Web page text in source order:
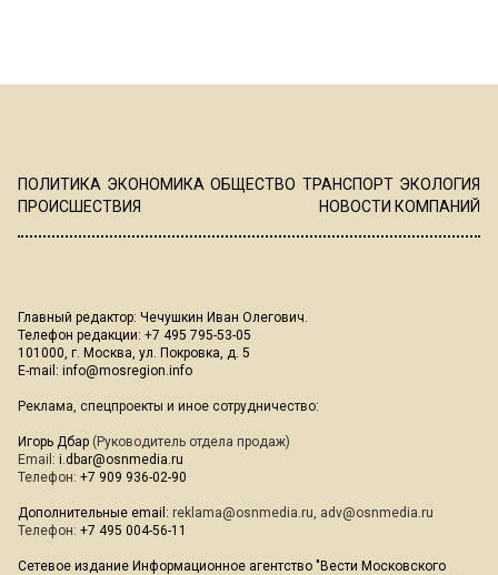
ПОЛИТИКА ЭКОНОМИКА ОБЩЕСТВО ТРАНСПОРТ ЭКОЛОГИЯ
ПРОИСШЕСТВИЯ
НОВОСТИ КОМПАНИЙ
Главный редактор: Чечушкин Иван Олегович.
Телефон редакции: +7 495 795-53-05
101000, г. Москва, ул. Покровка, д. 5
E-mail: info@mosregion.info
Реклама, спецпроекты и иное сотрудничество:
Игорь Дбар (Руководитель отдела продаж)
Email: i.dbar@osnmedia.ru
Телефон: +7 909 936-02-90
Дополнительные email: reklama@osnmedia.ru, adv@osnmedia.ru
Телефон: +7 495 004-56-11
Сетевое издание Информационное агентство "Вести Московского